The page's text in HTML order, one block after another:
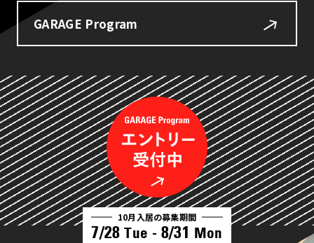
GARAGE Program
10月入居の募集期間
7/28 Tue - 8/31 Mon